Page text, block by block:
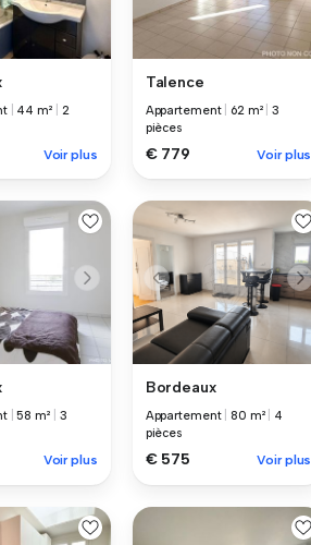
44 m²
2
Voir plus
Talence
Appartement 62 m² |3
pièces
€ 779 Voir plus
|58 m²
3
Voir plus
Bordeaux
Appartement |80 m²
4
pièces
€ 575 Voir plus